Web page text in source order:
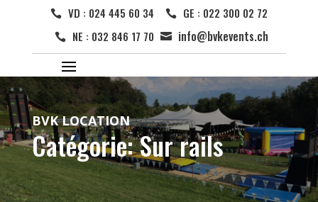
 VD : 024 445 60 34  GE : 022 300 02 72
 NE : 032 846 17 70  info@bvkevents.ch
BVK LOCATION
Catégorie: Sur rails